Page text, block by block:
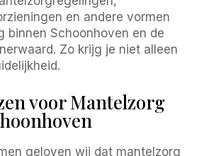
en andere vormen
binnen Schoonhoven en de
Zo krijg je niet alleen
voor Mantelzorg
geloven wij dat mantelzorg